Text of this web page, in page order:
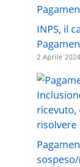
INPS, il
2 Aprile 2024